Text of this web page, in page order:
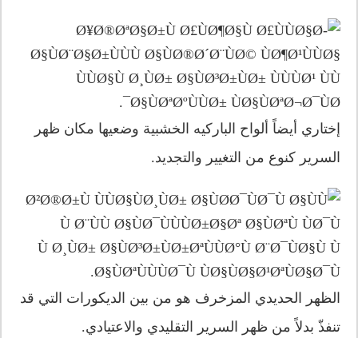
إختاري أيضاً ألواح الباركيه الخشبية وضعيها مكان ظهر
السرير كنوع من التغيير والتجديد.
الظهر الحديدي المزخرف هو من بين الديكورات التي قد
تنفذّ بدلاً من ظهر السرير التقليدي والاعتيادي.